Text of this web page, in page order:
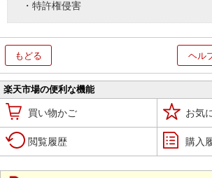
・特許権侵害
もどる ヘル
楽天市場の便利な機能
買い物かご お気
閲覧履歴 購入